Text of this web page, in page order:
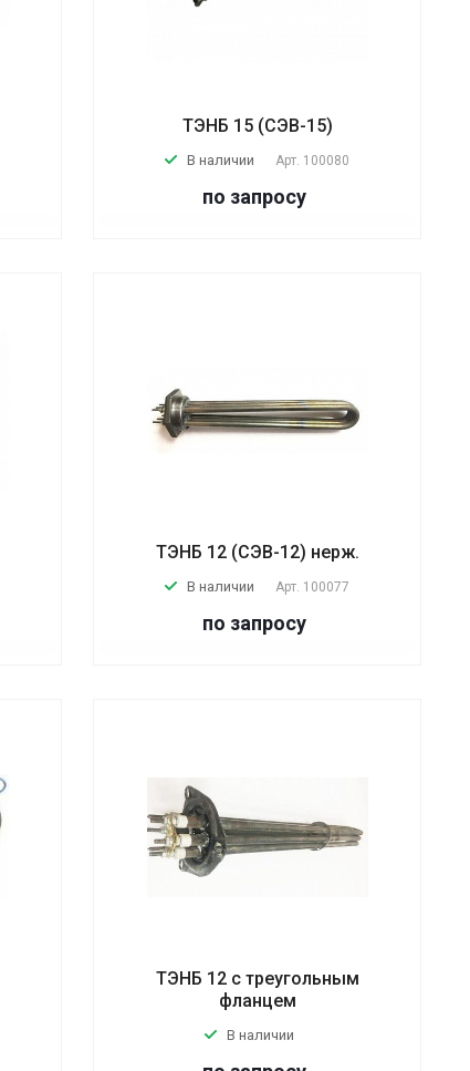
ТЭНБ 15 (СЭВ-15)
В наличии Арт. 100080
по запросу
ТЭНБ 12 (СЭВ-12) нерж.
В наличии Арт. 100077
по запросу
ТЭНБ 12 с треугольным
фланцем
В наличии